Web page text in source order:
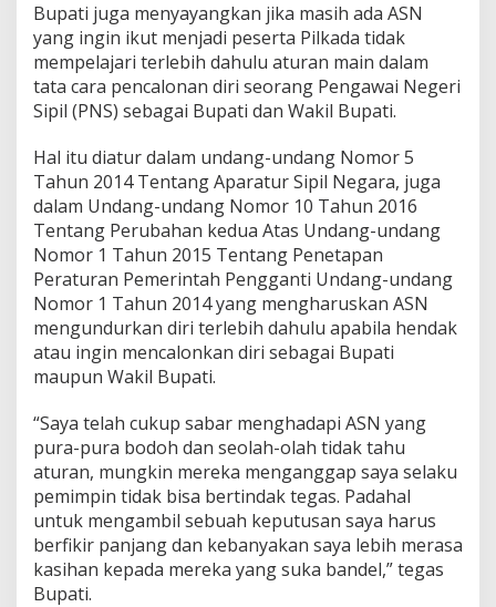
T
a
a
k
m
Bupati juga menyayangkan jika masih ada ASN
yang ingin ikut menjadi peserta Pilkada tidak
mempelajari terlebih dahulu aturan main dalam
tata cara pencalonan diri seorang Pengawai Negeri
Sipil (PNS) sebagai Bupati dan Wakil Bupati.
Hal itu diatur dalam undang-undang Nomor 5
Tahun 2014 Tentang Aparatur Sipil Negara, juga
dalam Undang-undang Nomor 10 Tahun 2016
Tentang Perubahan kedua Atas Undang-undang
Nomor 1 Tahun 2015 Tentang Penetapan
Peraturan Pemerintah Pengganti Undang-undang
Nomor 1 Tahun 2014 yang mengharuskan ASN
mengundurkan diri terlebih dahulu apabila hendak
atau ingin mencalonkan diri sebagai Bupati
maupun Wakil Bupati.
“Saya telah cukup sabar menghadapi ASN yang
pura-pura bodoh dan seolah-olah tidak tahu
aturan, mungkin mereka menganggap saya selaku
pemimpin tidak bisa bertindak tegas. Padahal
untuk mengambil sebuah keputusan saya harus
berfikir panjang dan kebanyakan saya lebih merasa
kasihan kepada mereka yang suka bandel,” tegas
Bupati.